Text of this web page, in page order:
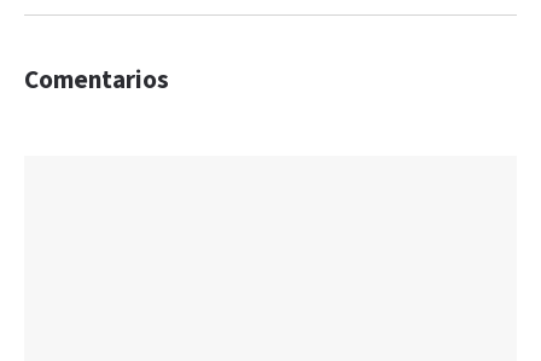
Comentarios